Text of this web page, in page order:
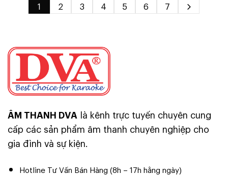
1 2 3 4 5 6 7
ÂM THANH DVA là kênh trực tuyến chuyên cung
cấp các sản phẩm âm thanh chuyên nghiệp cho
gia đình và sự kiện.
Hotline Tư Vấn Bán Hàng (8h – 17h hằng ngày)